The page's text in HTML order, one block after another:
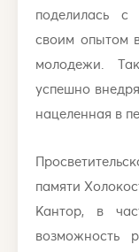
поделилась с
своим опытом
молодежи.
успешно
нацеленная в
памяти
Кантор, в
возможность